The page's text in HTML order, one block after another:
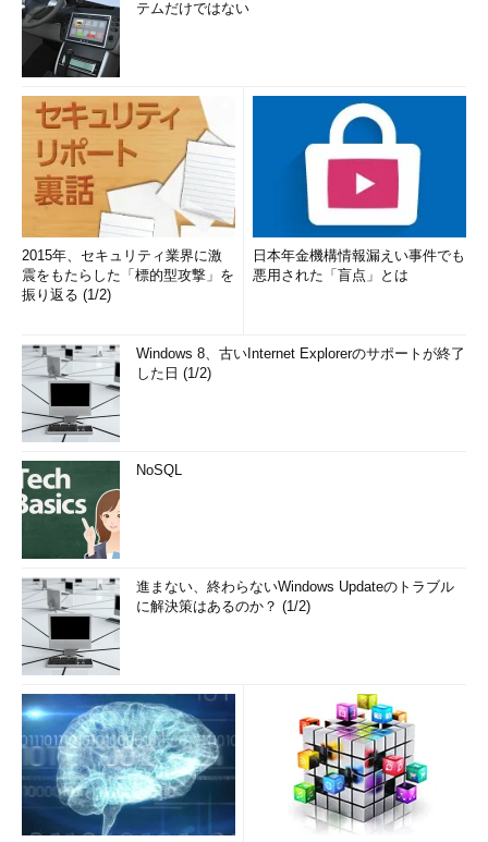
テムだけではない
2015年、セキュリティ業界に激
震をもたらした「標的型攻撃」を
振り返る (1/2)
日本年金機構情報漏えい事件でも
悪用された「盲点」とは
Windows 8、古いInternet Explorerのサポートが終了
した日 (1/2)
NoSQL
進まない、終わらないWindows Updateのトラブル
に解決策はあるのか？ (1/2)